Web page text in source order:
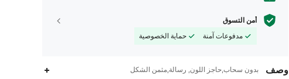
أمن التسوق
مدفوعات آمنة
حماية الخصوصية
وصف بدون سحاب,حاجز اللون, رسالة,مثمن الشكل
4.90
31
810